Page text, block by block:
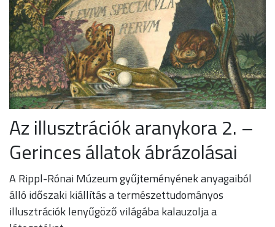
Az illusztrációk aranykora 2. –
Gerinces állatok ábrázolásai
A Rippl-Rónai Múzeum gyűjteményének anyagaiból
álló időszaki kiállítás a természettudományos
illusztrációk lenyűgöző világába kalauzolja a